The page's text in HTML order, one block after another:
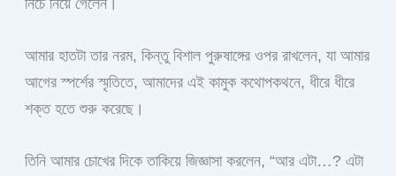
আমার হাতটা তার নরম, কিন্তু বিশাল পুরুষাঙ্গের ওপর রাখলেন, যা আমার
আগের স্পর্শের স্মৃতিতে, আমাদের এই কামুক কথোপকথনে, ধীরে ধীরে
শক্ত হতে শুরু করেছে।
তিনি আমার চোখের দিকে তাকিয়ে জিজ্ঞাসা করলেন, “আর এটা…? এটা